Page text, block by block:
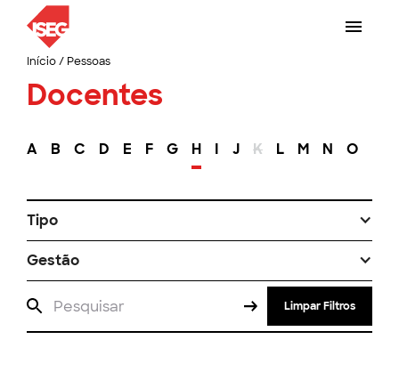
Início/ Pessoas
Docentes
A B C D E F G H I J K L M N O
Tipo
Gestão
Limpar Filtros